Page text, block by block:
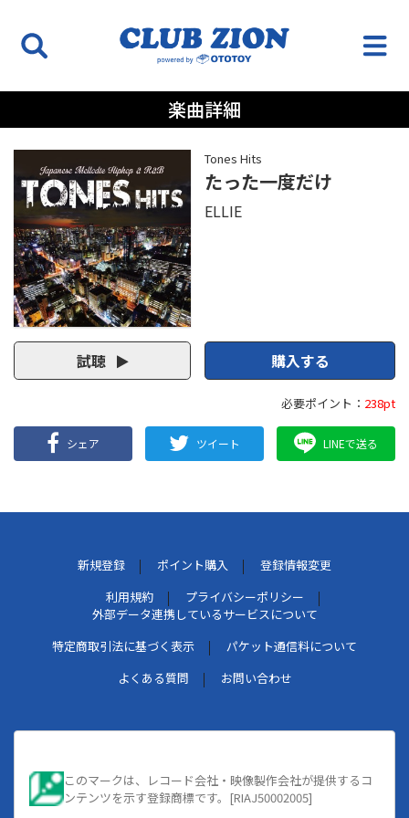
楽曲詳細
Tones Hits
たった一度だけ
ELLIE
試聴 購入する
必要ポイント： 238pt
シェア ツイート LINEで送る
新規登録 ポイント購入
登録情報変更
利用規約
プライバシーポリシー
外部データ連携しているサービスについて
特定商取引法に基づく表示
パケット通信料について
よくある質問
お問い合わせ
このマークは、レコード会社・映像製作会社が提供するコ
ンテンツを示す登録商標です。[RIAJ50002005]